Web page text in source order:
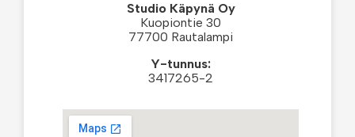
Studio Käpynä Oy
Kuopiontie 30
77700 Rautalampi
Y-tunnus:
3417265-2